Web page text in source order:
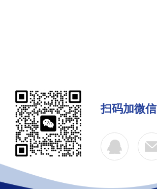
扫码加微信